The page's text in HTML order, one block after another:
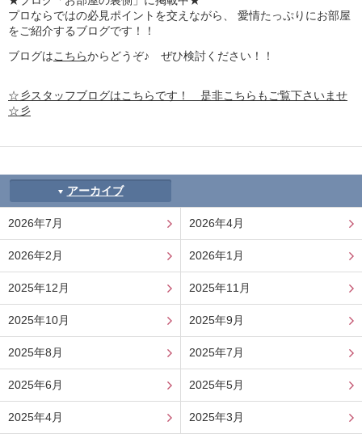
プロならではの必見ポイントを交えながら、 愛情たっぷりにお部屋
をご紹介するブログです！！
ブログはこちらからどうぞ♪ ぜひ検討ください！！
☆彡スタッフブログはこちらです！ 是非こちらもご覧下さいませ
☆彡
アーカイブ
2026年7月 2026年4月
2026年2月 2026年1月
2025年12月 2025年11月
2025年10月 2025年9月
2025年8月 2025年7月
2025年6月 2025年5月
2025年4月 2025年3月